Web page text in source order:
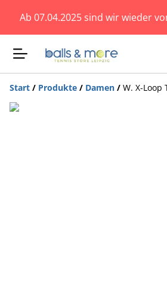
Ab 07.04.2025 sind wir wieder
Start / Produkte / Damen / W. X-Loop